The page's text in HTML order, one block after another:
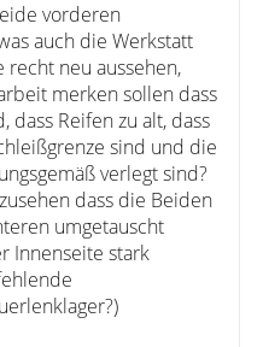
vorderen
auch die Werkstatt
recht neu aussehen,
merken sollen dass
dass Reifen zu alt, dass
sind und die
verlegt sind?
dass die Beiden
umgetauscht
Innenseite stark